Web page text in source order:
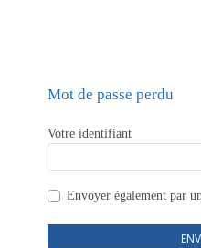
Mot de passe perdu
Votre identifiant
Envoyer également par